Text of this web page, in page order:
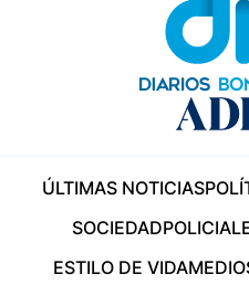
ÚLTIMAS NOTICIAS
SOCIEDAD
ESTILO DE VIDA